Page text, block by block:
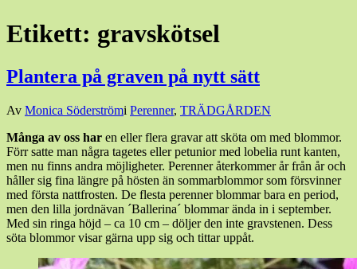
Etikett: gravskötsel
Plantera på graven på nytt sätt
Den
maj,
201630
maj,
2016
Av Monica Söderströmi Perenner, TRÄDGÅRDEN
Många av oss har en eller flera gravar att sköta om med blommor.
Förr satte man några tagetes eller petunior med lobelia runt kanten,
men nu finns andra möjligheter. Perenner återkommer år från år och
håller sig fina längre på hösten än sommarblommor som försvinner
med första nattfrosten. De flesta perenner blommar bara en period,
men den lilla jordnävan ´Ballerina´ blommar ända in i september.
Med sin ringa höjd – ca 10 cm – döljer den inte gravstenen. Dess
söta blommor visar gärna upp sig och tittar uppåt.